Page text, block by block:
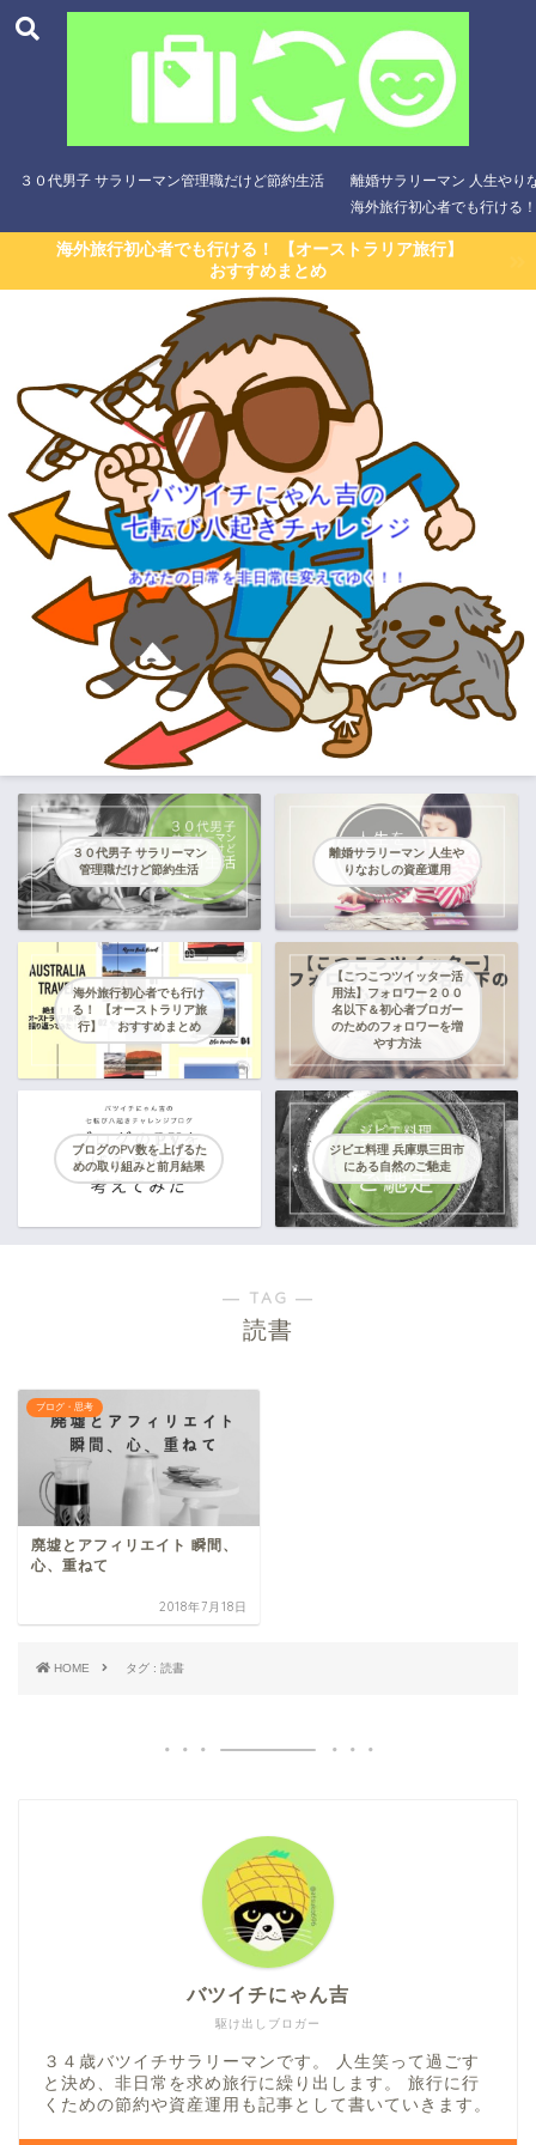
３０代男子 サラリーマン管理職だけど節約生活
離婚サラリーマン 人生やり
海外旅行初心者でも行ける
海外旅行初心者でも行ける！ 【オーストラリア旅行】
おすすめまとめ
バツイチにゃん吉の
七転び八起きチャレンジ
あなたの日常を非日常に変えてゆく！！
３０代男子 サラリーマン
管理職だけど節約生活
離婚サラリーマン 人生や
りなおしの資産運用
海外旅行初心者でも行け
る！ 【オーストラリア旅
行】 おすすめまとめ
【こつこつツイッター活
用法】フォロワー２００
名以下＆初心者ブロガー
のためのフォロワーを増
やす方法
ブログのPV数を上げるた
めの取り組みと前月結果
ジビエ料理 兵庫県三田市
にある自然のご馳走
― TAG ―
読書
ブログ・思考
廃墟とアフィリエイト 瞬間、
心、重ねて
2018年7月18日
HOME タグ : 読書
駆け出しブロガー
バツイチにゃん吉
３４歳バツイチサラリーマンです。 人生笑って過ごす
と決め、非日常を求め旅行に繰り出します。 旅行に行
くための節約や資産運用も記事として書いていきます。